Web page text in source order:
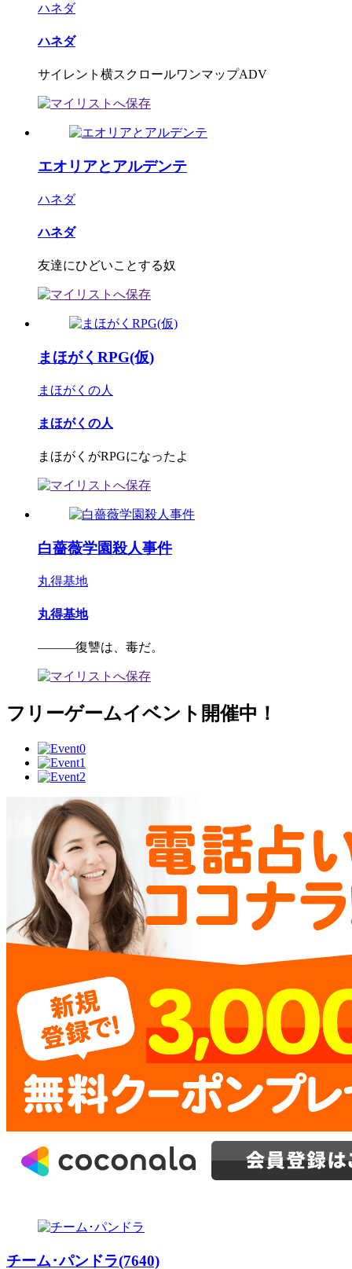
ハネダ
ハネダ
サイレント横スクロールワンマップADV
エオリアとアルデンテ
ハネダ
ハネダ
友達にひどいことする奴
まほがくRPG(仮)
まほがくの人
まほがくの人
まほがくがRPGになったよ
白薔薇学園殺人事件
丸得基地
丸得基地
―――復讐は、毒だ。
フリーゲームイベント開催中！
チーム･パンドラ(7640)